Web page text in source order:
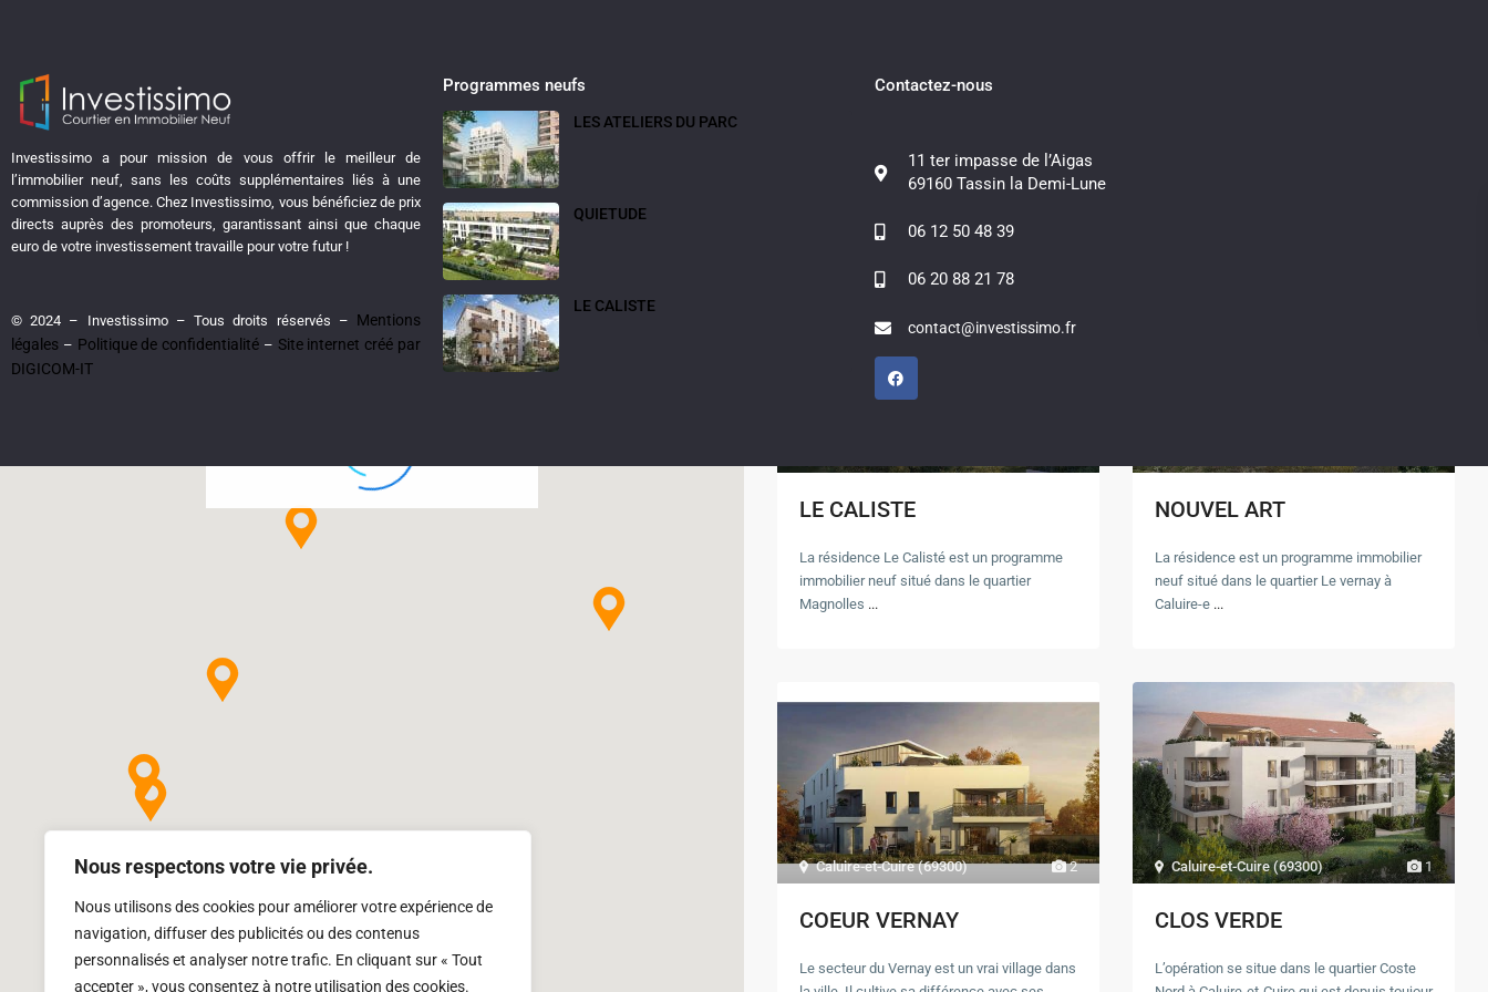
Nous respectons votre vie privée.
Nous utilisons des cookies pour améliorer votre expérience de
navigation, diffuser des publicités ou des contenus
personnalisés et analyser notre trafic. En cliquant sur « Tout
accepter », vous consentez à notre utilisation des cookies.
View My Location Fullscreen
LE CALISTE
La résidence Le Calisté est un programme
immobilier neuf situé dans le quartier
Magnolles ...
NOUVEL ART
La résidence est un programme immobilier
neuf situé dans le quartier Le vernay à
Caluire-e ...
2
Caluire-et-Cuire (69300)
COEUR VERNAY
Le secteur du Vernay est un vrai village dans
1
Caluire-et-Cuire (69300)
CLOS VERDE
L’opération se situe dans le quartier Coste
Investissimo a pour mission de vous offrir le meilleur de
l’immobilier neuf, sans les coûts supplémentaires liés à une
commission d’agence. Chez Investissimo, vous bénéficiez de prix
directs auprès des promoteurs, garantissant ainsi que chaque
euro de votre investissement travaille pour votre futur !
© 2024 – Investissimo – Tous droits réservés – Mentions
légales – Politique de confidentialité – Site internet créé par
DIGICOM-IT
Programmes neufs
LES ATELIERS DU PARC
QUIETUDE
LE CALISTE
Contactez-nous
11 ter impasse de l’Aigas
69160 Tassin la Demi-Lune
06 12 50 48 39
06 20 88 21 78
contact@investissimo.fr